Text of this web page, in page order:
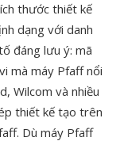
thước thiết kế
dạng với danh
đáng lưu ý: mã
mà máy Pfaff nổi
Wilcom và nhiều
thiết kế tạo trên
Dù máy Pfaff